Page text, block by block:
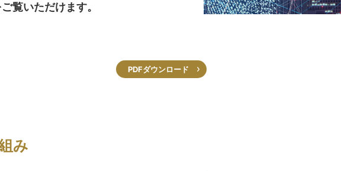
覧いただけます。
PDFダウンロード
み